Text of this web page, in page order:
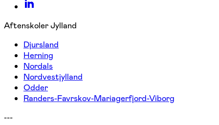
Aftenskoler Jylland
Djursland
Herning
Nordals
Nordvestjylland
Odder
Randers-Favrskov-Mariagerfjord-Viborg
---